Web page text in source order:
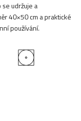
udržuje a
40×50 cm a praktické
používání.